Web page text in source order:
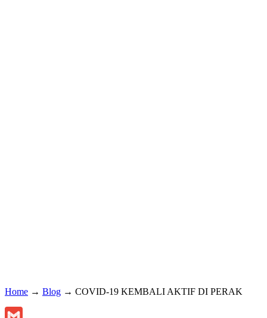
Home → Blog → COVID-19 KEMBALI AKTIF DI PERAK